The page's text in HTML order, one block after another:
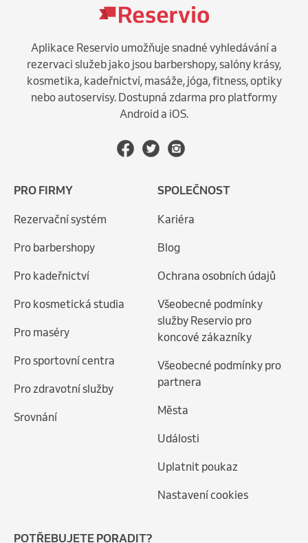
Aplikace Reservio umožňuje snadné vyhledávání a
rezervaci služeb jako jsou barbershopy, salóny krásy,
kosmetika, kadeřnictví, masáže, jóga, fitness, optiky
nebo autoservisy. Dostupná zdarma pro platformy
Android a iOS.
PRO FIRMY
Rezervační systém
Pro barbershopy
Pro kadeřnictví
Pro kosmetická studia
Pro maséry
Pro sportovní centra
Pro zdravotní služby
Srovnání
SPOLEČNOST
Kariéra
Blog
Ochrana osobních údajů
Všeobecné podmínky
služby Reservio pro
koncové zákazníky
Všeobecné podmínky pro
partnera
Města
Události
Uplatnit poukaz
Nastavení cookies
POTŘEBUJETE PORADIT?